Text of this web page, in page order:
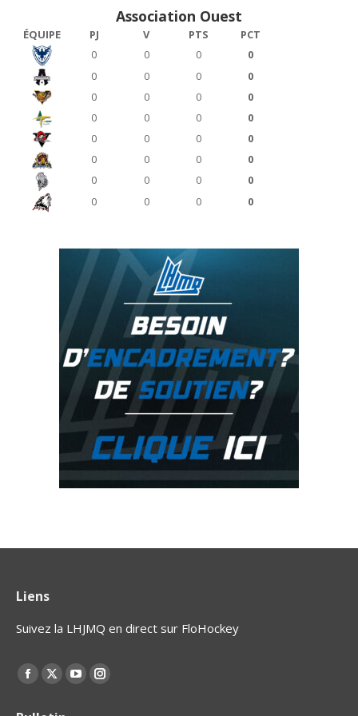
Association Ouest
ÉQUIPE PJ V PTS
PCT
0
0 0
0
0
0 0
0
0
0 0
0
0
0 0
0
0
0 0
0
0
0 0
0
0
0 0
0
0
0 0 0
Liens
Suivez la LHJMQ en direct sur FloHockey
Find us on:
La
La
La
La